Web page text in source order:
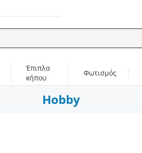
Έπιπλα
κήπου
Φωτισμός
Hobby